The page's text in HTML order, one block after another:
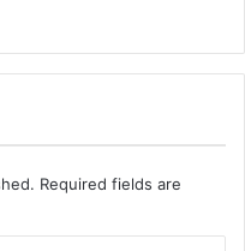
Required fields are